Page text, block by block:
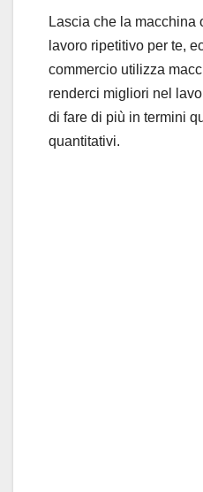
Lascia che la macchina
lavoro ripetitivo per te,
commercio utilizza
renderci migliori nel
di fare di più in termini
quantitativi.